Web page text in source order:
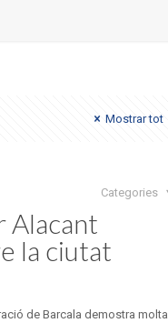
Mostrar tot
Categories
Alacant
la ciutat
de Barcala demostra molta